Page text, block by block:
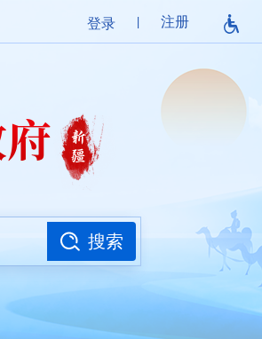
登录 | 注册
搜索
民互动 魅力哈密